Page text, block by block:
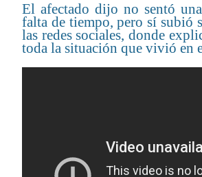
El afectado dijo no sentó
falta de tiempo, pero sí subió
las redes sociales, donde
toda la situación que vivió en